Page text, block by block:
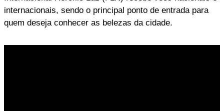
internacionais, sendo o principal ponto de entrada para
quem deseja conhecer as belezas da cidade.